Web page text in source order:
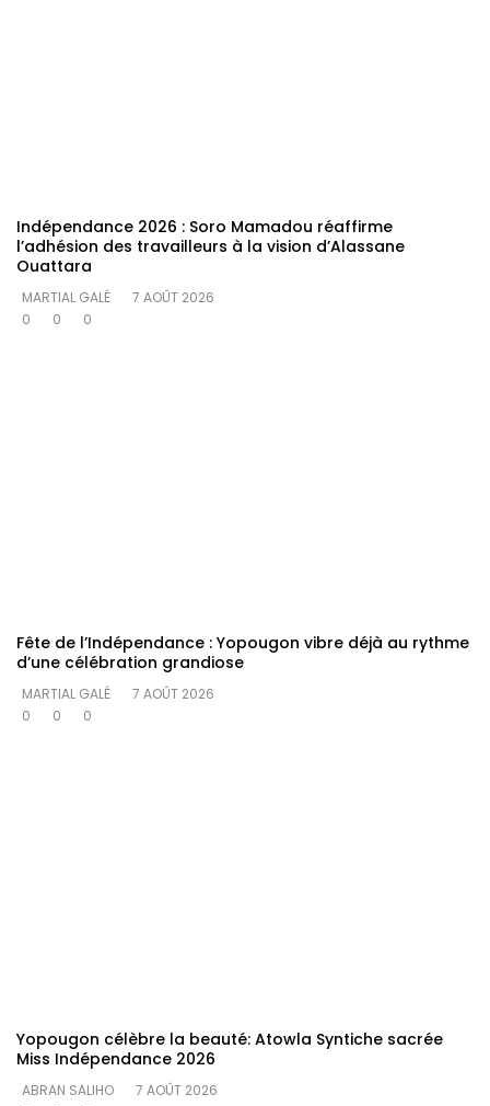
Indépendance 2026 : Soro Mamadou réaffirme
l’adhésion des travailleurs à la vision d’Alassane
Ouattara
MARTIAL GALÉ
7 AOÛT 2026
0
0 0
Fête de l’Indépendance : Yopougon vibre déjà au rythme
d’une célébration grandiose
MARTIAL GALÉ
7 AOÛT 2026
0
0 0
Yopougon célèbre la beauté: Atowla Syntiche sacrée
Miss Indépendance 2026
ABRAN SALIHO
7 AOÛT 2026